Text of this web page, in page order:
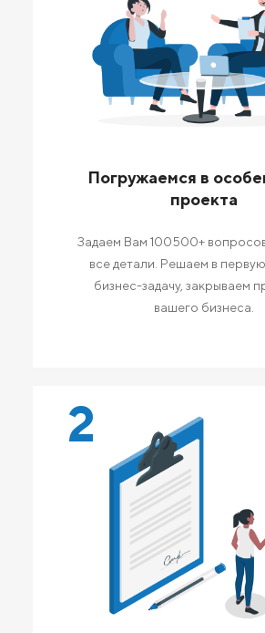
Погружаемся в
проекта
Задаем Вам 100500+
все детали. Решаем в
бизнес-задачу, закрываем
вашего бизнеса.
2